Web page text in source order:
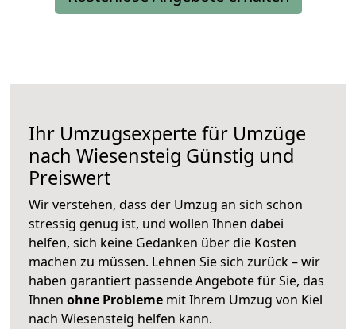
Ihr Umzugsexperte für Umzüge
nach Wiesensteig Günstig und
Preiswert
Wir verstehen, dass der Umzug an sich schon
stressig genug ist, und wollen Ihnen dabei
helfen, sich keine Gedanken über die Kosten
machen zu müssen. Lehnen Sie sich zurück – wir
haben garantiert passende Angebote für Sie, das
Ihnen ohne Probleme mit Ihrem Umzug von Kiel
nach Wiesensteig helfen kann.